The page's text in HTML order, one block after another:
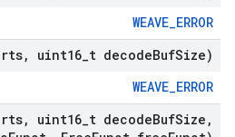
WEAVE_ERROR
, uint16 t decodeBufSize)
WEAVE_ERROR
, uint16 t decodeBufSize ,